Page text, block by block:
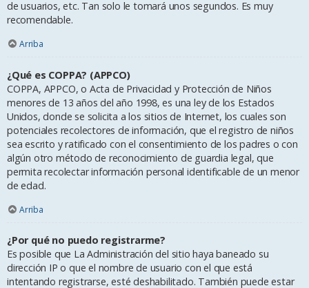
de usuarios, etc. Tan solo le tomará unos segundos. Es muy
recomendable.
Arriba
¿Qué es COPPA? (APPCO)
COPPA, APPCO, o Acta de Privacidad y Protección de Niños
menores de 13 años del año 1998, es una ley de los Estados
Unidos, donde se solicita a los sitios de Internet, los cuales son
potenciales recolectores de información, que el registro de niños
sea escrito y ratificado con el consentimiento de los padres o con
algún otro método de reconocimiento de guardia legal, que
permita recolectar información personal identificable de un menor
de edad.
Arriba
¿Por qué no puedo registrarme?
Es posible que La Administración del sitio haya baneado su
dirección IP o que el nombre de usuario con el que está
intentando registrarse, esté deshabilitado. También puede estar